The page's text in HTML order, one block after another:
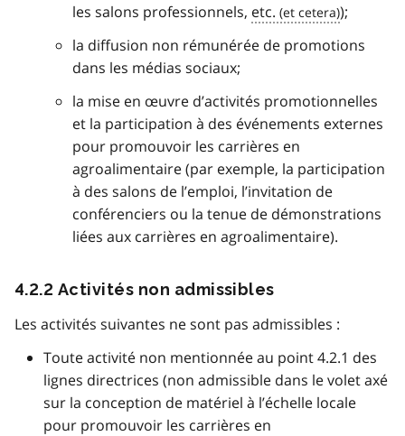
les salons professionnels, etc.
);
la diffusion non rémunérée de promotions
dans les médias sociaux;
la mise en œuvre d’activités promotionnelles
et la participation à des événements externes
pour promouvoir les carrières en
agroalimentaire (par exemple, la participation
à des salons de l’emploi, l’invitation de
conférenciers ou la tenue de démonstrations
liées aux carrières en agroalimentaire).
4.2.2 Activités non admissibles
Les activités suivantes ne sont pas admissibles :
Toute activité non mentionnée au point 4.2.1 des
lignes directrices (non admissible dans le volet axé
sur la conception de matériel à l’échelle locale
pour promouvoir les carrières en